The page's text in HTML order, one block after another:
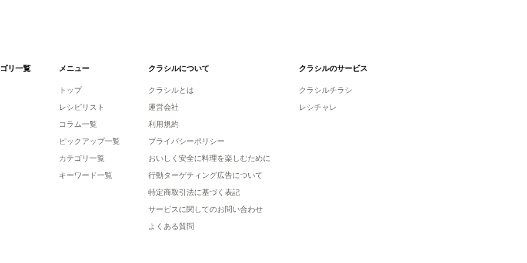
リ一覧 メニュー
トップ
レシピリスト
コラム一覧
ピックアップ一覧
カテゴリ一覧
キーワード一覧
クラシルについて
クラシルとは
運営会社
利用規約
プライバシーポリシー
おいしく安全に料理を楽しむために
行動ターゲティング広告について
特定商取引法に基づく表記
サービスに関してのお問い合わせ
よくある質問
クラシルのサービス
クラシルチラシ
レシチャレ